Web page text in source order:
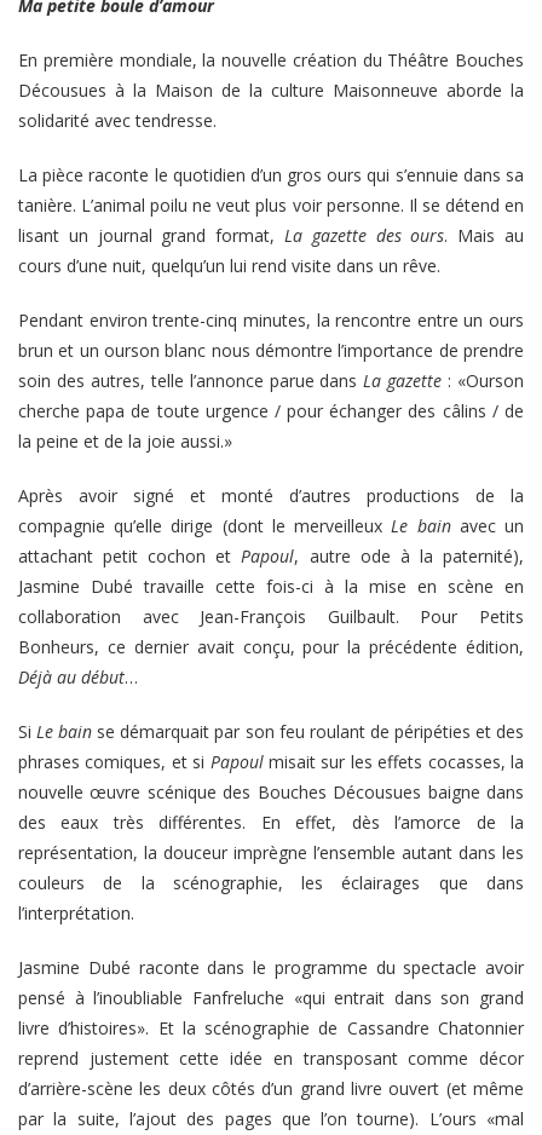
Ma petite boule d’amour
En première mondiale, la nouvelle création du Théâtre Bouches
Décousues à la Maison de la culture Maisonneuve aborde la
solidarité avec tendresse.
La pièce raconte le quotidien d’un gros ours qui s’ennuie dans sa
tanière. L’animal poilu ne veut plus voir personne. Il se détend en
lisant un journal grand format, La gazette des ours. Mais au
cours d’une nuit, quelqu’un lui rend visite dans un rêve.
Pendant environ trente-cinq minutes, la rencontre entre un ours
brun et un ourson blanc nous démontre l’importance de prendre
soin des autres, telle l’annonce parue dans La gazette : «Ourson
cherche papa de toute urgence / pour échanger des câlins / de
la peine et de la joie aussi.»
Après avoir signé et monté d’autres productions de la
compagnie qu’elle dirige (dont le merveilleux Le bainavec un
attachant petit cochon et Papoul, autre ode à la paternité),
Jasmine Dubé travaille cette fois-ci à la mise en scène en
collaboration avec Jean-François Guilbault. Pour Petits
Bonheurs, ce dernier avait conçu, pour la précédente édition,
Déjà au début…
Si Le bain se démarquait par son feu roulant de péripéties et des
phrases comiques, et si Papoulmisait sur les effets cocasses, la
nouvelle œuvre scénique des Bouches Décousues baigne dans
des eaux très différentes. En effet, dès l’amorce de la
représentation, la douceur imprègne l’ensemble autant dans les
couleurs de la scénographie, les éclairages que dans
l’interprétation.
Jasmine Dubé raconte dans le programme du spectacle avoir
pensé à l’inoubliable Fanfreluche «qui entrait dans son grand
livre d’histoires». Et la scénographie de Cassandre Chatonnier
reprend justement cette idée en transposant comme décor
d’arrière-scène les deux côtés d’un grand livre ouvert (et même
par la suite, l’ajout des pages que l’on tourne). L’ours «mal